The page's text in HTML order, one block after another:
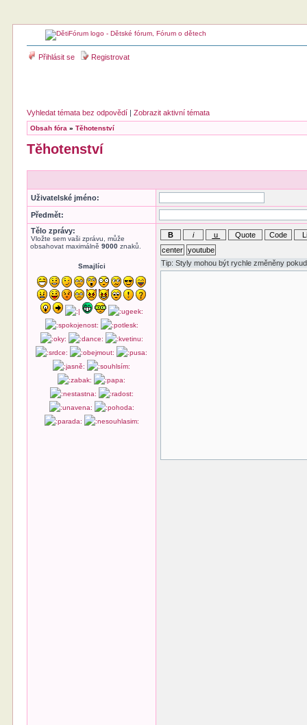
Přihlásit se Registrovat
Vyhledat témata bez odpovědí |Zobrazit aktivní témata
Obsah fóra »Těhotenství
Těhotenství
Uživatelské jméno:
Předmět:
Tělo zprávy:
Vložte sem vaši zprávu, může
obsahovat maximálně9000 znaků.
Smajlíci